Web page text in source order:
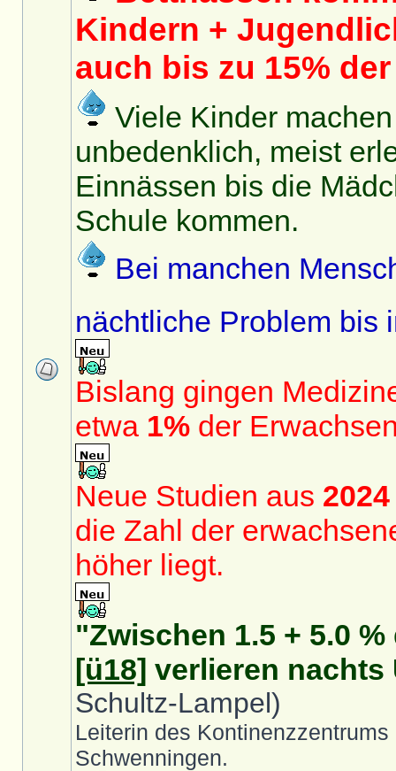
Kindern +
auch bis zu 15%
Viele Kinder
unbedenklich, meist
Einnässen bis die
Schule kommen.
Bei manchen
nächtliche Problem
Bislang gingen
etwa 1% der
Neue Studien aus 2024
die Zahl der
höher liegt.
"Zwischen 1.5 + 5.0
[ü18] verlieren nachts
Schultz-Lampel)
Leiterin des
Schwenningen.